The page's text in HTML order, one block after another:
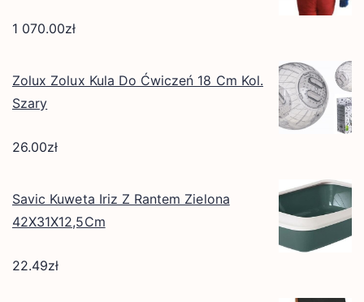
1 070.00zł
Zolux Zolux Kula Do Ćwiczeń 18 Cm Kol.
Szary
26.00zł
Savic Kuweta Iriz Z Rantem Zielona
42X31X12,5Cm
22.49zł